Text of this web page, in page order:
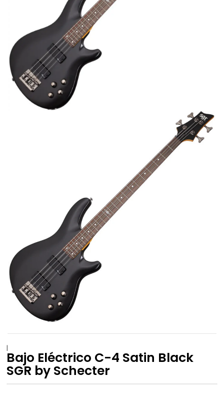
|
Bajo Eléctrico C-4 Satin Black
SGR by Schecter